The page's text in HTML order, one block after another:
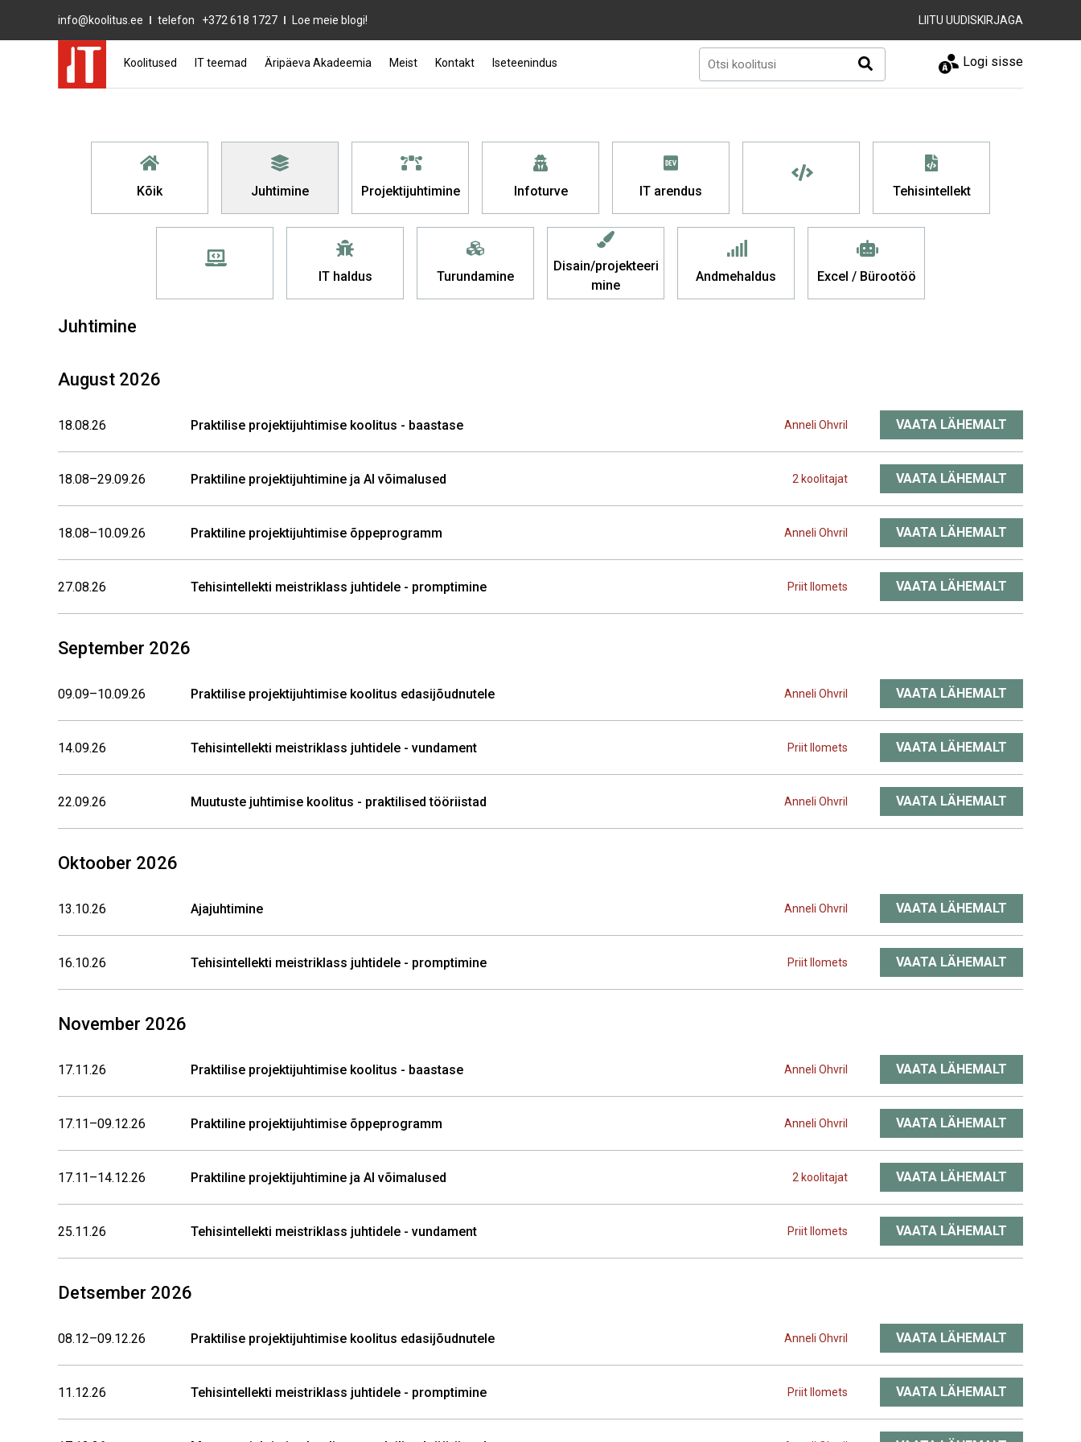
info@koolitus.ee telefon +372 618 1727 Loe meie blogi! LIITU UUDISKIRJAGA
Koolitused IT teemad Äripäeva Akadeemia Meist Kontakt Iseteenindus Logi sisse
Kõik Juhtimine Projektijuhtimine Infoturve IT arendus Tehisintellekt
IT haldus Turundamine
Disain/projekteeri
mine
Andmehaldus Excel / Bürootöö
Juhtimine
August 2026
18.08.26 Praktilise projektijuhtimise koolitus - baastase Anneli Ohvril VAATA LÄHEMALT
18.08–29.09.26 Praktiline projektijuhtimine ja AI võimalused 2 koolitajat VAATA LÄHEMALT
18.08–10.09.26 Praktiline projektijuhtimise õppeprogramm Anneli Ohvril VAATA LÄHEMALT
27.08.26 Tehisintellekti meistriklass juhtidele - promptimine Priit Ilomets VAATA LÄHEMALT
September 2026
09.09–10.09.26 Praktilise projektijuhtimise koolitus edasijõudnutele Anneli Ohvril VAATA LÄHEMALT
14.09.26 Tehisintellekti meistriklass juhtidele - vundament Priit Ilomets VAATA LÄHEMALT
22.09.26 Muutuste juhtimise koolitus - praktilised tööriistad Anneli Ohvril VAATA LÄHEMALT
Oktoober 2026
13.10.26 Ajajuhtimine Anneli Ohvril VAATA LÄHEMALT
16.10.26 Tehisintellekti meistriklass juhtidele - promptimine Priit Ilomets VAATA LÄHEMALT
November 2026
17.11.26 Praktilise projektijuhtimise koolitus - baastase Anneli Ohvril VAATA LÄHEMALT
17.11–09.12.26 Praktiline projektijuhtimise õppeprogramm Anneli Ohvril VAATA LÄHEMALT
17.11–14.12.26 Praktiline projektijuhtimine ja AI võimalused 2 koolitajat VAATA LÄHEMALT
25.11.26 Tehisintellekti meistriklass juhtidele - vundament Priit Ilomets VAATA LÄHEMALT
Detsember 2026
08.12–09.12.26 Praktilise projektijuhtimise koolitus edasijõudnutele Anneli Ohvril VAATA LÄHEMALT
11.12.26 Tehisintellekti meistriklass juhtidele - promptimine Priit Ilomets VAATA LÄHEMALT